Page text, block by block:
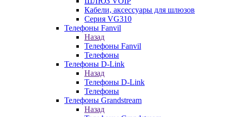
Кабели, аксессуары для шлюзов
Серия VG310
Телефоны Fanvil
Назад
Телефоны Fanvil
Телефоны
Телефоны D-Link
Назад
Телефоны D-Link
Телефоны
Телефоны Grandstream
Назад